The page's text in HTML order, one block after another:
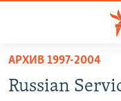
упрощенного
доступа
АРХИВ 1997-2004
Russian